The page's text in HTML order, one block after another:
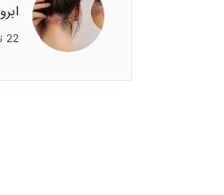
ابرو
22 تیر, 1405